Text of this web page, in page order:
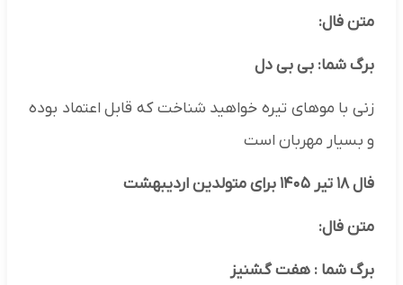
متن فال:
برگ شما: بی بی دل
زنی با موهای تیره خواهید شناخت که قابل اعتماد بوده
و بسیار مهربان است
فال ۱۸ تیر ۱۴۰۵ برای متولدین اردیبهشت
متن فال:
برگ شما : هفت گشنیز